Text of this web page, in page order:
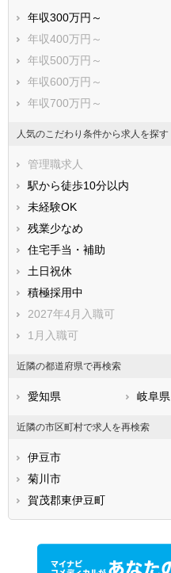
周智郡森町
年収300万円～
年収400万円～
年収500万円～
年収600万円～
年収700万円～
人気のこだわり条件から求人を探す
管理職求人
駅から徒歩10分以内
未経験OK
残業少なめ
住宅手当・補助
土日祝休
積極採用中
2027年4月入職可
1月入職可
近隣の都道府県で再検索
愛知県 岐阜県
近隣の市区町村で求人を再検索
伊豆市
菊川市
賀茂郡東伊豆町